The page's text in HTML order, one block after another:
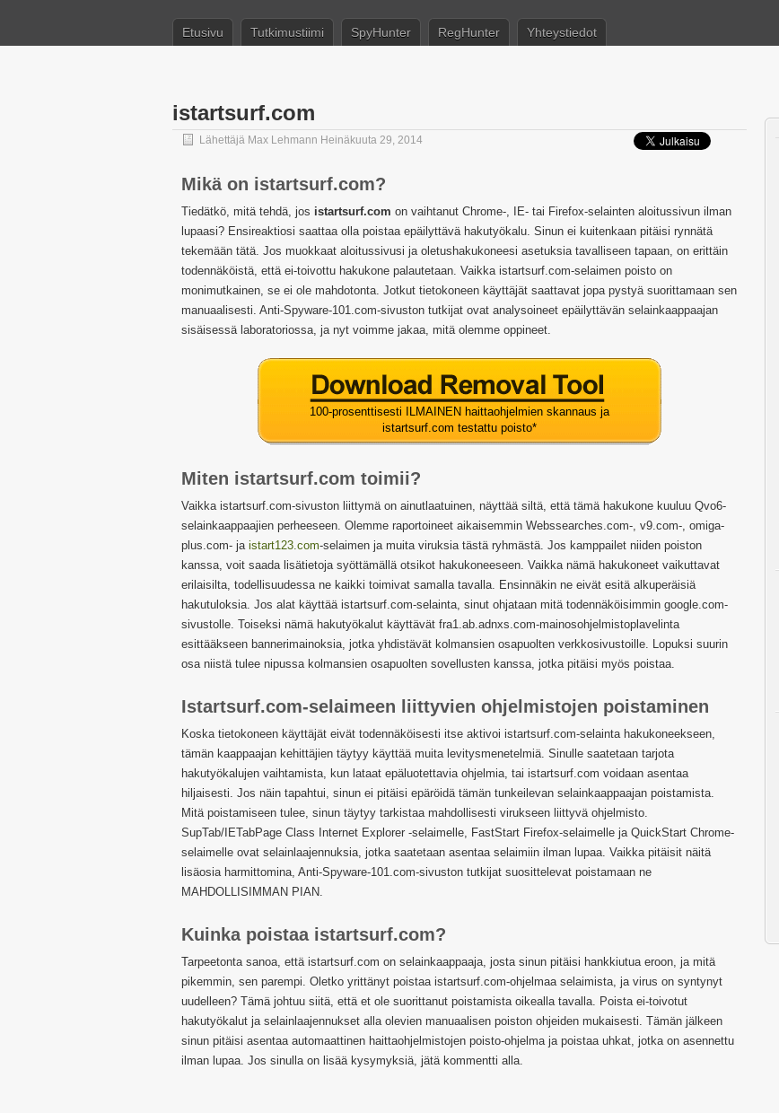
Etusivu
Tutkimustiimi SpyHunter RegHunter Yhteystiedot
istartsurf.com
Lähettäjä Max Lehmann Heinäkuuta 29, 2014
Mikä on istartsurf.com?
Tiedätkö, mitä tehdä, jos istartsurf.com on vaihtanut Chrome-, IE- tai Firefox-selainten aloitussivun ilman
lupaasi? Ensireaktiosi saattaa olla poistaa epäilyttävä hakutyökalu. Sinun ei kuitenkaan pitäisi rynnätä
tekemään tätä. Jos muokkaat aloitussivusi ja oletushakukoneesi asetuksia tavalliseen tapaan, on erittäin
todennäköistä, että ei-toivottu hakukone palautetaan. Vaikka istartsurf.com-selaimen poisto on
monimutkainen, se ei ole mahdotonta. Jotkut tietokoneen käyttäjät saattavat jopa pystyä suorittamaan sen
manuaalisesti. Anti-Spyware-101.com-sivuston tutkijat ovat analysoineet epäilyttävän selainkaappaajan
sisäisessä laboratoriossa, ja nyt voimme jakaa, mitä olemme oppineet.
100-prosenttisesti ILMAINEN haittaohjelmien skannaus ja
istartsurf.com testattu poisto*
Miten istartsurf.com toimii?
Vaikka istartsurf.com-sivuston liittymä on ainutlaatuinen, näyttää siltä, että tämä hakukone kuuluu Qvo6-
selainkaappaajien perheeseen. Olemme raportoineet aikaisemmin Webssearches.com-, v9.com-, omiga-
plus.com- ja istart123.com-selaimen ja muita viruksia tästä ryhmästä. Jos kamppailet niiden poiston
kanssa, voit saada lisätietoja syöttämällä otsikot hakukoneeseen. Vaikka nämä hakukoneet vaikuttavat
erilaisilta, todellisuudessa ne kaikki toimivat samalla tavalla. Ensinnäkin ne eivät esitä alkuperäisiä
hakutuloksia. Jos alat käyttää istartsurf.com-selainta, sinut ohjataan mitä todennäköisimmin google.com-
sivustolle. Toiseksi nämä hakutyökalut käyttävät fra1.ab.adnxs.com-mainosohjelmistoplavelinta
esittääkseen bannerimainoksia, jotka yhdistävät kolmansien osapuolten verkkosivustoille. Lopuksi suurin
osa niistä tulee nipussa kolmansien osapuolten sovellusten kanssa, jotka pitäisi myös poistaa.
Istartsurf.com-selaimeen liittyvien ohjelmistojen poistaminen
Koska tietokoneen käyttäjät eivät todennäköisesti itse aktivoi istartsurf.com-selainta hakukoneekseen,
tämän kaappaajan kehittäjien täytyy käyttää muita levitysmenetelmiä. Sinulle saatetaan tarjota
hakutyökalujen vaihtamista, kun lataat epäluotettavia ohjelmia, tai istartsurf.com voidaan asentaa
hiljaisesti. Jos näin tapahtui, sinun ei pitäisi epäröidä tämän tunkeilevan selainkaappaajan poistamista.
Mitä poistamiseen tulee, sinun täytyy tarkistaa mahdollisesti virukseen liittyvä ohjelmisto.
SupTab/IETabPage Class Internet Explorer -selaimelle, FastStart Firefox-selaimelle ja QuickStart Chrome-
selaimelle ovat selainlaajennuksia, jotka saatetaan asentaa selaimiin ilman lupaa. Vaikka pitäisit näitä
lisäosia harmittomina, Anti-Spyware-101.com-sivuston tutkijat suosittelevat poistamaan ne
MAHDOLLISIMMAN PIAN.
Kuinka poistaa istartsurf.com?
Tarpeetonta sanoa, että istartsurf.com on selainkaappaaja, josta sinun pitäisi hankkiutua eroon, ja mitä
pikemmin, sen parempi. Oletko yrittänyt poistaa istartsurf.com-ohjelmaa selaimista, ja virus on syntynyt
uudelleen? Tämä johtuu siitä, että et ole suorittanut poistamista oikealla tavalla. Poista ei-toivotut
hakutyökalut ja selainlaajennukset alla olevien manuaalisen poiston ohjeiden mukaisesti. Tämän jälkeen
sinun pitäisi asentaa automaattinen haittaohjelmistojen poisto-ohjelma ja poistaa uhkat, jotka on asennettu
ilman lupaa. Jos sinulla on lisää kysymyksiä, jätä kommentti alla.